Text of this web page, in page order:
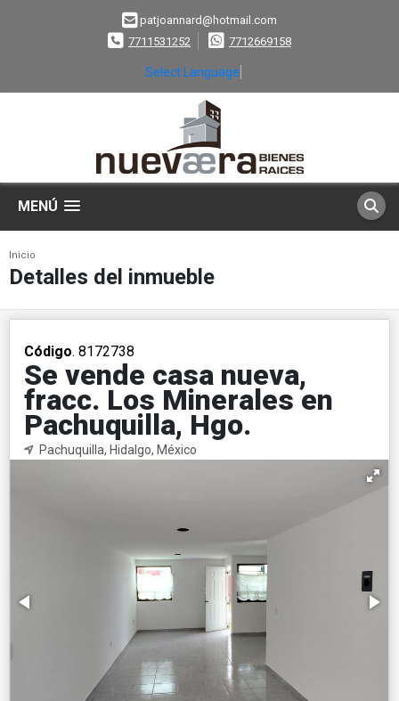
patjoannard@hotmail.com
7711531252
7712669158
Select Language
MENÚ
Inicio
Detalles del inmueble
Código. 8172738
Se vende casa nueva,
fracc. Los Minerales en
Pachuquilla, Hgo.
Pachuquilla, Hidalgo, México